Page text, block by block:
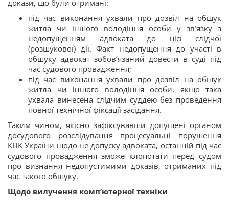
докази, що були отримані:
під час виконання ухвали про дозвіл на обшук
житла чи іншого володіння особи у зв’язку з
недопущенням адвоката до цієї слідчої
(розшукової) дії. Факт недопущення до участі в
обшуку адвокат зобов’язаний довести в суді під
час судового провадження;
під час виконання ухвали про дозвіл на обшук
житла чи іншого володіння особи, якщо така
ухвала винесена слідчим суддею без проведення
повної технічної фіксації засідання.
Таким чином, якісно зафіксувавши допущені органом
досудового розслідування процесуальні порушення
КПК України щодо не допуску адвоката, останній під час
судового провадження зможе клопотати перед судом
про визнання недопустимими доказів, отриманих під
час такого обшуку.
Щодо вилучення комп’ютерної техніки